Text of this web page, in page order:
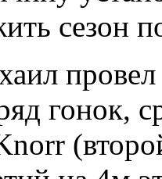
сезон
провел
гонок,